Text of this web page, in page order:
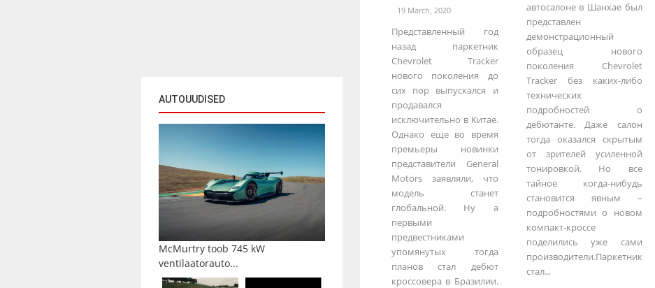
AUTOUUDISED
McMurtry toob 745 kW
ventilaatorauto...
19 March, 2020
Представленный год
назад паркетник
Chevrolet Tracker
нового поколения до
сих пор выпускался и
продавался
исключительно в Китае.
Однако еще во время
премьеры новинки
представители General
Motors заявляли, что
модель станет
глобальной. Ну а
первыми
предвестниками
упомянутых тогда
планов стал дебют
кроссовера в Бразилии.
автосалоне в Шанхае был
представлен
демонстрационный
образец нового
поколения Chevrolet
Tracker без каких-либо
технических
подробностей о
дебютанте. Даже салон
тогда оказался скрытым
от зрителей усиленной
тонировкой. Но все
тайное когда-нибудь
становится явным –
подробностями о новом
компакт-кроссе
поделились уже сами
производители.Паркетник
стал...